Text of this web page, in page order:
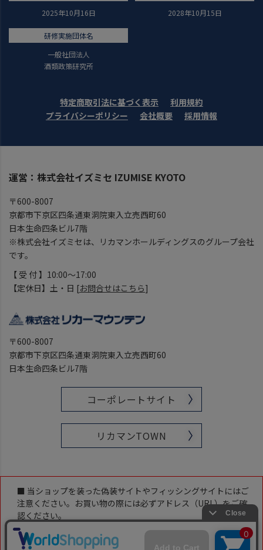
2025年10月16日
2028年10月15日
研修実施団体名
一般社団法人
酒類政策研究所
特定商取引法に基づく表示
利用規約
プライバシーポリシー
会社概要 採用情報
運営：株式会社イズミセ IZUMISE KYOTO
〒600-8007
京都市下京区四条通東洞院東入立売西町60
日本生命四条ビル7階
※株式会社イズミセは、リカマンホールディングスのグループ会社
です。
【 受 付 】10:00～17:00
【定休日】土・日 [お問合せはこちら]
〒600-8007
京都市下京区四条通東洞院東入立売西町60
日本生命四条ビル7階
コーポレートサイト
リカマンTOWN
■ 当ショップを装った偽装サイトやフィッシングサイトにはご
注意ください。お買い物の際には必ずアドレス（URL）をご確
認ください。
当ショップのアドレス（URL）は下記です。
「https://www.likaman-online.com/」